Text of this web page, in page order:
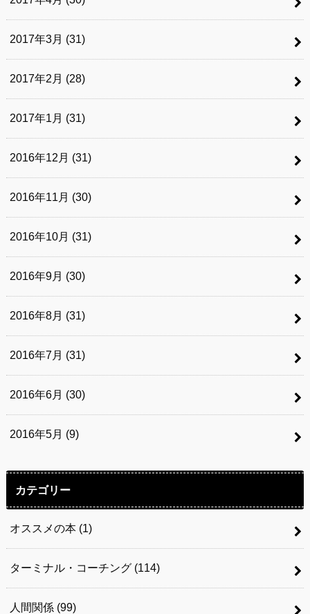
2017年3月 (31)
2017年2月 (28)
2017年1月 (31)
2016年12月 (31)
2016年11月 (30)
2016年10月 (31)
2016年9月 (30)
2016年8月 (31)
2016年7月 (31)
2016年6月 (30)
2016年5月 (9)
カテゴリー
オススメの本 (1)
ターミナル・コーチング (114)
人間関係 (99)